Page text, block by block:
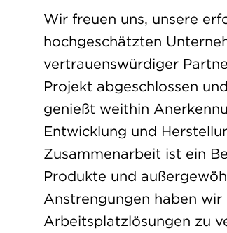
Wir freuen uns, unsere
hochgeschätzten
vertrauenswürdiger
Projekt abgeschlossen
genießt weithin
Entwicklung und
Zusammenarbeit ist ein
Produkte und
Anstrengungen haben
Arbeitsplatzlösungen zu